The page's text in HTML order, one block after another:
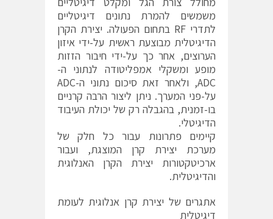
משמשים להמרת נתונים דיגיטליים
לתדרי RF בתחום הפעולה. יצירת הקרן
הדיגיטלית מבוצעת ראשית על-ידי איזון
הערוצים, אחר כך על-ידי חיבור הזזות
מופע ומשקלי אמפליטודה לנתוני ה-
ADC, ולאחר זאת סיכום נתוני ה-ADC
על-פני המערך. ניתן ליצור הרבה קרניים
בו-זמנית, בהגבלה רק של יכולת העיבוד
הדיגיטלי.
קיימים פתרונות עבור כל חלק של
מערכת יצירת קרן המוצגת, ועבור
ארכיטקטורות יצירת הקרן האנלוגית
והדיגיטלית.
אתגרים של יצירת קרן אנלוגית לעומת
דיגיטלית